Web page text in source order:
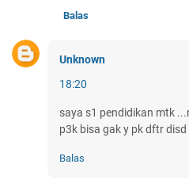
Balas
Unknown
18:20
saya s1 pendidikan mtk
p3k bisa gak y pk dftr
Balas